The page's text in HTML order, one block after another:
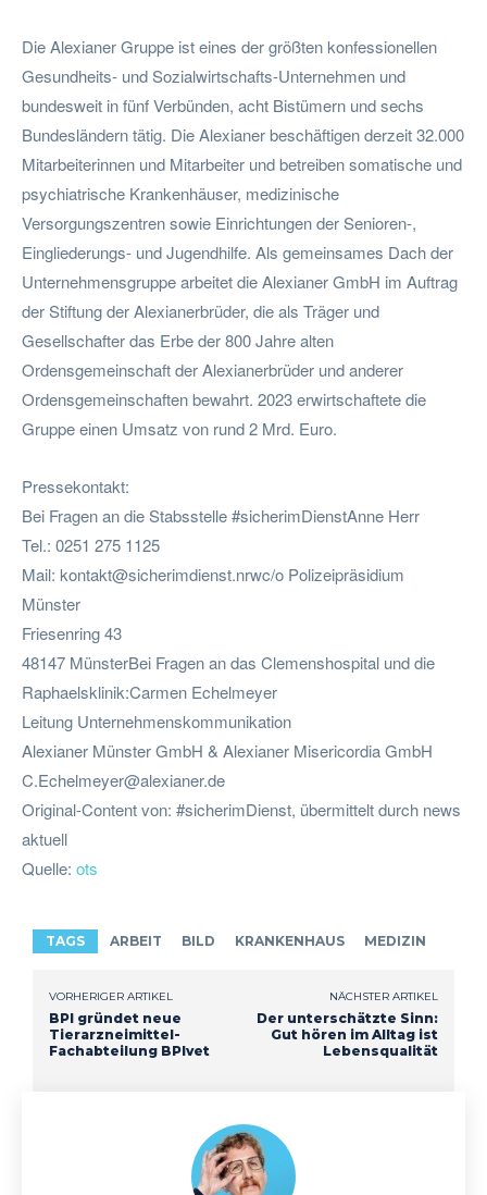
Die Alexianer Gruppe ist eines der größten konfessionellen
Gesundheits- und Sozialwirtschafts-Unternehmen und
bundesweit in fünf Verbünden, acht Bistümern und sechs
Bundesländern tätig. Die Alexianer beschäftigen derzeit 32.000
Mitarbeiterinnen und Mitarbeiter und betreiben somatische und
psychiatrische Krankenhäuser, medizinische
Versorgungszentren sowie Einrichtungen der Senioren-,
Eingliederungs- und Jugendhilfe. Als gemeinsames Dach der
Unternehmensgruppe arbeitet die Alexianer GmbH im Auftrag
der Stiftung der Alexianerbrüder, die als Träger und
Gesellschafter das Erbe der 800 Jahre alten
Ordensgemeinschaft der Alexianerbrüder und anderer
Ordensgemeinschaften bewahrt. 2023 erwirtschaftete die
Gruppe einen Umsatz von rund 2 Mrd. Euro.
Pressekontakt:
Bei Fragen an die Stabsstelle #sicherimDienstAnne Herr
Tel.: 0251 275 1125
Mail: kontakt@sicherimdienst.nrwc/o Polizeipräsidium
Münster
Friesenring 43
48147 MünsterBei Fragen an das Clemenshospital und die
Raphaelsklinik:Carmen Echelmeyer
Leitung Unternehmenskommunikation
Alexianer Münster GmbH & Alexianer Misericordia GmbH
C.Echelmeyer@alexianer.de
Original-Content von: #sicherimDienst, übermittelt durch news
aktuell
Quelle: ots
TAGS ARBEIT BILD KRANKENHAUS MEDIZIN
VORHERIGER ARTIKEL
BPI gründet neue
Tierarzneimittel-
Fachabteilung BPIvet
NÄCHSTER ARTIKEL
Der unterschätzte Sinn:
Gut hören im Alltag ist
Lebensqualität